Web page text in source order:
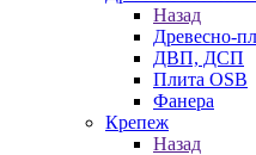
Назад
Древесно-
ДВП, ДСП
Плита OSB
Фанера
Крепеж
Назад